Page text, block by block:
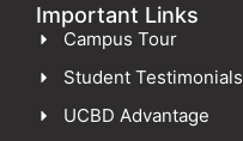
Important Links
Campus Tour
Student Testimonials
UCBD Advantage